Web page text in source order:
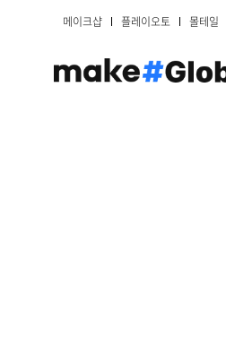
메이크샵 플레이오토 몰테일